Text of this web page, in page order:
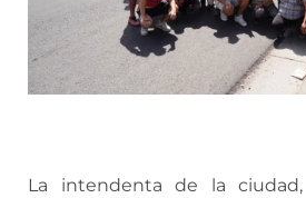
La intendenta de la